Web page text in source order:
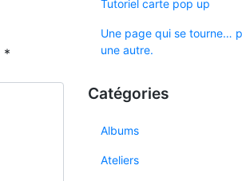
*
Tutoriel carte pop up
Une page qui se tourne…
une autre.
Catégories
Albums
Ateliers